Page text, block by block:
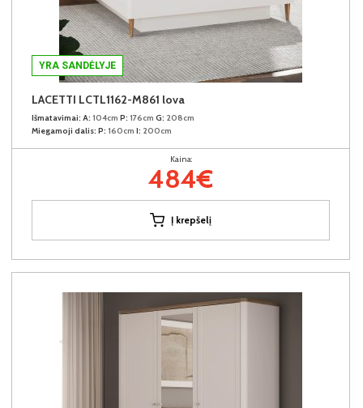
YRA SANDĖLYJE
LACETTI LCTL1162-M861 lova
Išmatavimai: A: 104cm P: 176cm G: 208cm
Miegamoji dalis: P: 160cm I: 200cm
Kaina:
484€
Į krepšelį